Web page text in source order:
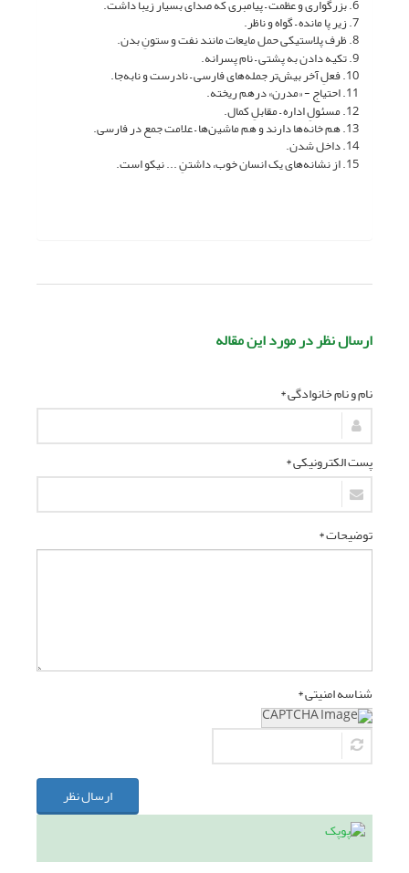
6. بزرگواری و عظمت – پیامبری که صدای بسیار زیبا داشت.
7. زیر پا مانده – گواه و ناظر.
8. ظرف پلاستیکی حمل مایعات مانند نفت و ستونِ بدن.
9. تکیه دادن به پشتی – نام پسرانه.
10. فعلِ آخر بیش‌تر جمله‌های فارسی – نادرست و نابه‌جا.
11. احتیاج - «مدرن» درهم ریخته.
12. مسئولِ اداره – مقابلِ کمال.
13. هم‌ خانه‌ها دارند و هم ماشین‌ها – علامت جمع در فارسی.
14. داخل شدن.
15. از نشانه‌های یک انسان خوب، داشتنِ ... نیکو است.
ارسال نظر در مورد این مقاله
نام و نام خانوادگی *
پست الکترونیکی *
توضیحات *
شناسه امنیتی *
ارسال نظر